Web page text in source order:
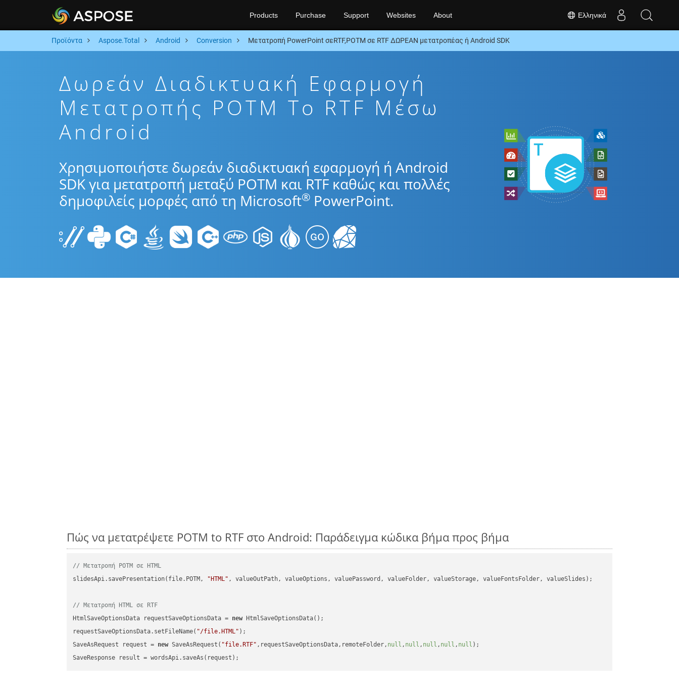
Ελληνικά
Products Purchase Support Websites About
Προϊόντα Aspose.Total Android Conversion Μετατροπή PowerPoint σεRTF,POTM σε RTF ΔΩΡΕΑΝ μετατροπέας ή Android SDK
Δωρεάν Διαδικτυακή Εφαρμογή
Μετατροπής POTM To RTF Μέσω
Android
Χρησιμοποιήστε δωρεάν διαδικτυακή εφαρμογή ή Android
SDK για μετατροπή μεταξύ POTM και RTF καθώς και πολλές
δημοφιλείς μορφές από τη Microsoft® PowerPoint.
Πώς να μετατρέψετε POTM to RTF στο Android: Παράδειγμα κώδικα βήμα προς βήμα
// Μετατροπή POTM σε HTML
slidesApi.savePresentation(file.POTM,
"HTML" , valueOutPath, valueOptions, valuePassword, valueFolder, valueStorage, valueFontsFolder, valueSlides);
// Μετατροπή HTML σε RTF
HtmlSaveOptionsData requestSaveOptionsData = new HtmlSaveOptionsData();
requestSaveOptionsData.setFileName( "/file.HTML" );
SaveAsRequest request = new SaveAsRequest( "file.RTF" ,requestSaveOptionsData,remoteFolder, null , null , null , null , null );